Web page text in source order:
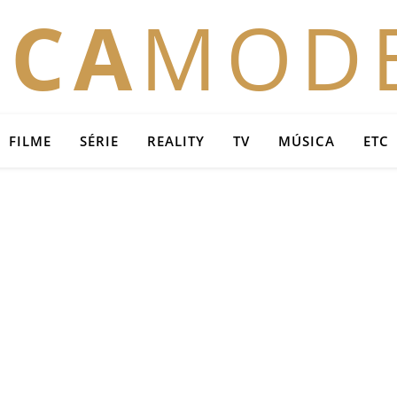
FILME SÉRIE REALITY TV MÚSICA ETC